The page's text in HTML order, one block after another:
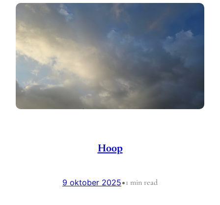
Hoop
9 oktober 2025•1 min read